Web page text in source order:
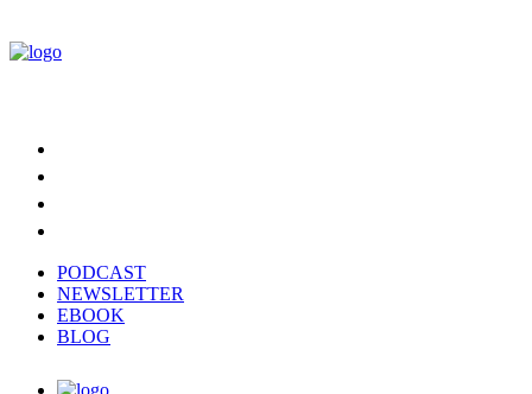
PODCAST
NEWSLETTER
EBOOK
BLOG